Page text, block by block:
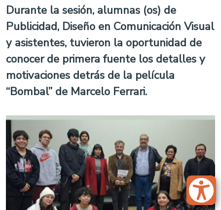
Durante la sesión, alumnas (os) de
Publicidad, Diseño en Comunicación Visual
y asistentes, tuvieron la oportunidad de
conocer de primera fuente los detalles y
motivaciones detrás de la película
“Bombal” de Marcelo Ferrari.